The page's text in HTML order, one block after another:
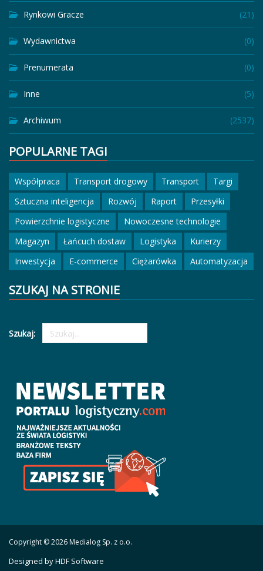
Rynkowi Gracze (21)
Wydawnictwa (0)
Prenumerata (0)
Inne (5)
Archiwum (2537)
POPULARNE TAGI
Współpraca Transport drogowy Transport
Targi
Sztuczna inteligencja
Rozwój Raport
Przesyłki
Powierzchnie logistyczne
Nowoczesne technologie
Magazyn
Łańcuch dostaw Logistyka
Kurierzy
Inwestycja
E-commerce Ciężarówka Automatyzacja
SZUKAJ NA STRONIE
Szukaj:
Copyright © 2026 Medialog Sp. z o.o.
Designed by HDF Software